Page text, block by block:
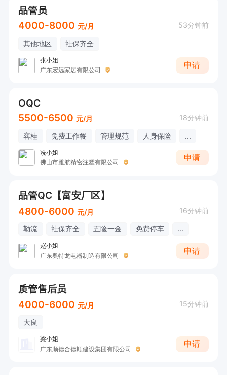
品管员
4000-8000 元/月 53分钟前
其他地区 社保齐全
张小姐
广东宏远家居有限公司
申请
OQC
5500-6500 元/月 18分钟前
容桂 免费工作餐 管理规范 人身保险 ...
冼小姐
佛山市雅航精密注塑有限公司
申请
品管QC【富安厂区】
4800-6000 元/月 16分钟前
勒流 社保齐全 五险一金 免费停车 ...
赵小姐
广东奥特龙电器制造有限公司
申请
质管售后员
4000-6000 元/月 15分钟前
大良
梁小姐
广东顺德合德顺建设集团有限公司
申请